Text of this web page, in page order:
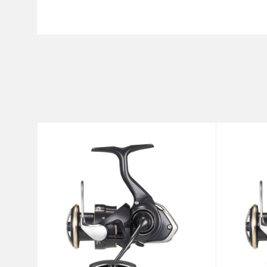
Anti-spam zaštita -